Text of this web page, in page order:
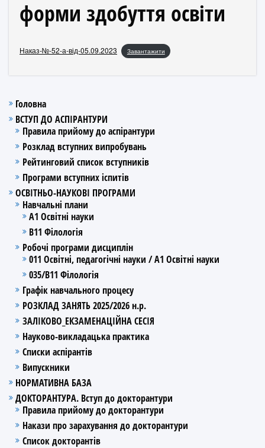
форми здобуття освіти
Наказ-№-52-а-від-05.09.2023 Завантажити
Головна
ВСТУП ДО АСПІРАНТУРИ
Правила прийому до аспірантури
Розклад вступних випробувань
Рейтинговий список вступників
Програми вступних іспитів
ОСВІТНЬО-НАУКОВІ ПРОГРАМИ
Навчальні плани
А1 Освітні науки
В11 Філологія
Робочі програми дисциплін
011 Освітні, педагогічні науки / А1 Освітні науки
035/В11 Філологія
Графік навчального процесу
РОЗКЛАД ЗАНЯТЬ 2025/2026 н.р.
ЗАЛІКОВО_ЕКЗАМЕНАЦІЙНА СЕСІЯ
Науково-викладацька практика
Списки аспірантів
Випускники
НОРМАТИВНА БАЗА
ДОКТОРАНТУРА. Вступ до докторантури
Правила прийому до докторантури
Накази про зарахування до докторантури
Список докторантів